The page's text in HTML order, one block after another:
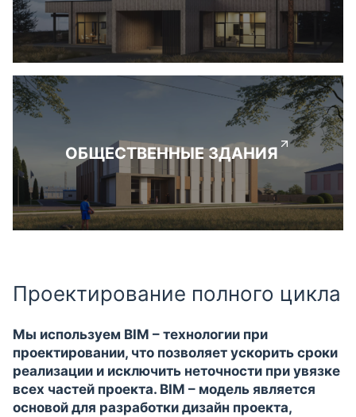
ОБЩЕСТВЕННЫЕ ЗДАНИЯ
Проектирование полного цикла
Мы используем BIM – технологии при
проектировании, что позволяет ускорить сроки
реализации и исключить неточности при увязке
всех частей проекта. BIM – модель является
основой для разработки дизайн проекта,